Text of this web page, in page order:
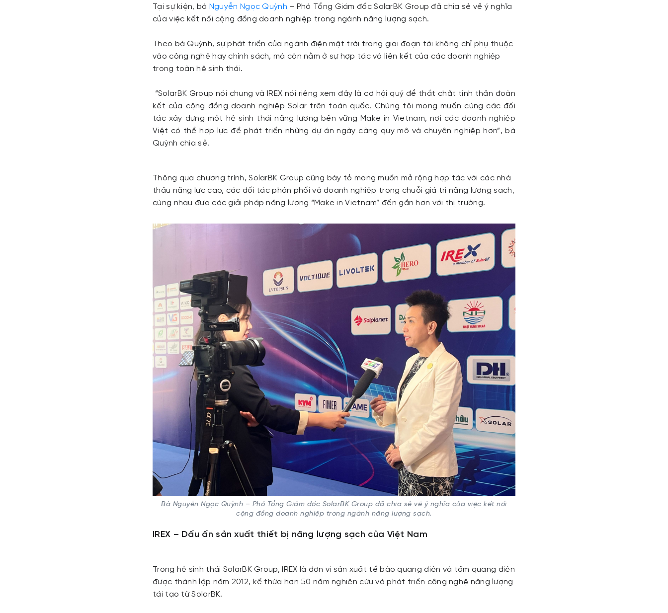
Tại sự kiện, bà Nguyễn Ngọc Quỳnh – Phó Tổng Giám đốc SolarBK Group đã chia sẻ về ý nghĩa
của việc kết nối cộng đồng doanh nghiệp trong ngành năng lượng sạch.
Theo bà Quỳnh, sự phát triển của ngành điện mặt trời trong giai đoạn tới không chỉ phụ thuộc
vào công nghệ hay chính sách, mà còn nằm ở sự hợp tác và liên kết của các doanh nghiệp
trong toàn hệ sinh thái.
“SolarBK Group nói chung và IREX nói riêng xem đây là cơ hội quý để thắt chặt tinh thần đoàn
kết của cộng đồng doanh nghiệp Solar trên toàn quốc. Chúng tôi mong muốn cùng các đối
tác xây dựng một hệ sinh thái năng lượng bền vững Make in Vietnam, nơi các doanh nghiệp
Việt có thể hợp lực để phát triển những dự án ngày càng quy mô và chuyên nghiệp hơn”, bà
Quỳnh chia sẻ.
Thông qua chương trình, SolarBK Group cũng bày tỏ mong muốn mở rộng hợp tác với các nhà
thầu năng lực cao, các đối tác phân phối và doanh nghiệp trong chuỗi giá trị năng lượng sạch,
cùng nhau đưa các giải pháp năng lượng “Make in Vietnam” đến gần hơn với thị trường.
Bà Nguyễn Ngọc Quỳnh – Phó Tổng Giám đốc SolarBK Group đã chia sẻ về ý nghĩa của việc kết nối
cộng đồng doanh nghiệp trong ngành năng lượng sạch.
IREX – Dấu ấn sản xuất thiết bị năng lượng sạch của Việt Nam
Trong hệ sinh thái SolarBK Group, IREX là đơn vị sản xuất tế bào quang điện và tấm quang điện
được thành lập năm 2012, kế thừa hơn 50 năm nghiên cứu và phát triển công nghệ năng lượng
tái tạo từ SolarBK.